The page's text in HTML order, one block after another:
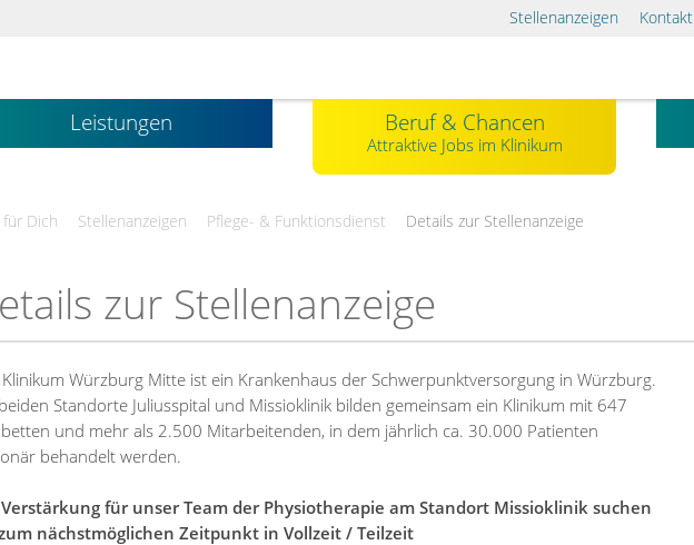
Stellenanzeigen Kontakt
Leistungen Beruf & Chancen
Attraktive Jobs im Klinikum
Dich Stellenanzeigen Pflege- & Funktionsdienst Details zur Stellenanzeige
zur Stellenanzeige
Klinikum Würzburg Mitte ist ein Krankenhaus der Schwerpunktversorgung in Würzburg.
Standorte Juliusspital und Missioklinik bilden gemeinsam ein Klinikum mit 647
und mehr als 2.500 Mitarbeitenden, in dem jährlich ca. 30.000 Patienten
behandelt werden.
für unser Team der Physiotherapie am Standort Missioklinik suchen
nächstmöglichen Zeitpunkt in Vollzeit / Teilzeit